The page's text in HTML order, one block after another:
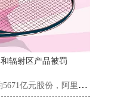
辐射区产品被罚
阿里巴巴：蚂蚁拟回购约5671亿元股份，阿里正考虑是否参与